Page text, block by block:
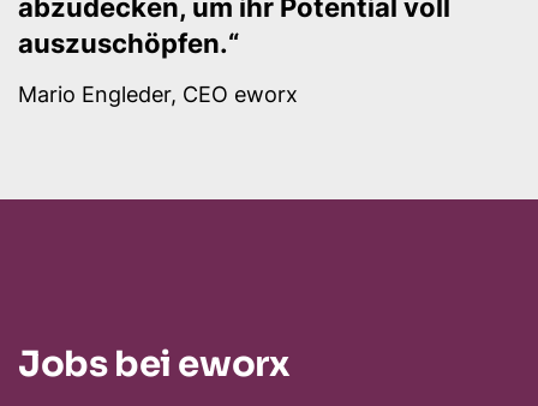
abzudecken, um ihr Potential voll
auszuschöpfen.“
Mario Engleder, CEO eworx
Jobs bei eworx